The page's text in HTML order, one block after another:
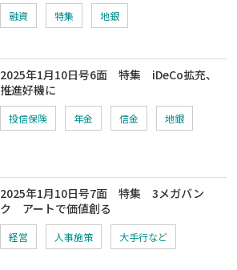
融資 特集 地銀
2025年1月10日号6面 特集 iDeCo拡充、
推進好機に
投信保険 年金 信金 地銀
2025年1月10日号7面 特集 3メガバン
ク アートで価値創る
経営 人事施策 大手行など